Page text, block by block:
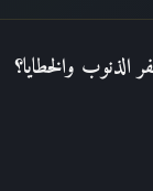
والخطايا؟